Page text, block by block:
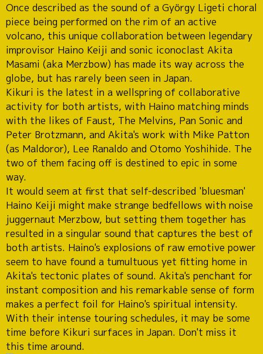
Once described as the sound of a György Ligeti choral
piece being performed on the rim of an active
volcano, this unique collaboration between legendary
improvisor Haino Keiji and sonic iconoclast Akita
Masami (aka Merzbow) has made its way across the
globe, but has rarely been seen in Japan.
Kikuri is the latest in a wellspring of collaborative
activity for both artists, with Haino matching minds
with the likes of Faust, The Melvins, Pan Sonic and
Peter Brotzmann, and Akita's work with Mike Patton
(as Maldoror), Lee Ranaldo and Otomo Yoshihide. The
two of them facing off is destined to epic in some
way.
It would seem at first that self-described 'bluesman'
Haino Keiji might make strange bedfellows with noise
juggernaut Merzbow, but setting them together has
resulted in a singular sound that captures the best of
both artists. Haino's explosions of raw emotive power
seem to have found a tumultuous yet fitting home in
Akita's tectonic plates of sound. Akita's penchant for
instant composition and his remarkable sense of form
makes a perfect foil for Haino's spiritual intensity.
With their intense touring schedules, it may be some
time before Kikuri surfaces in Japan. Don't miss it
this time around.